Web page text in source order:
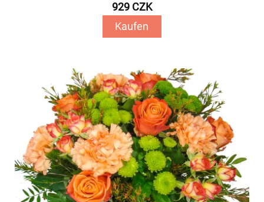
929 CZK
Kaufen